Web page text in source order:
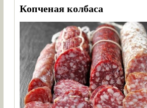
Копченая колбаса